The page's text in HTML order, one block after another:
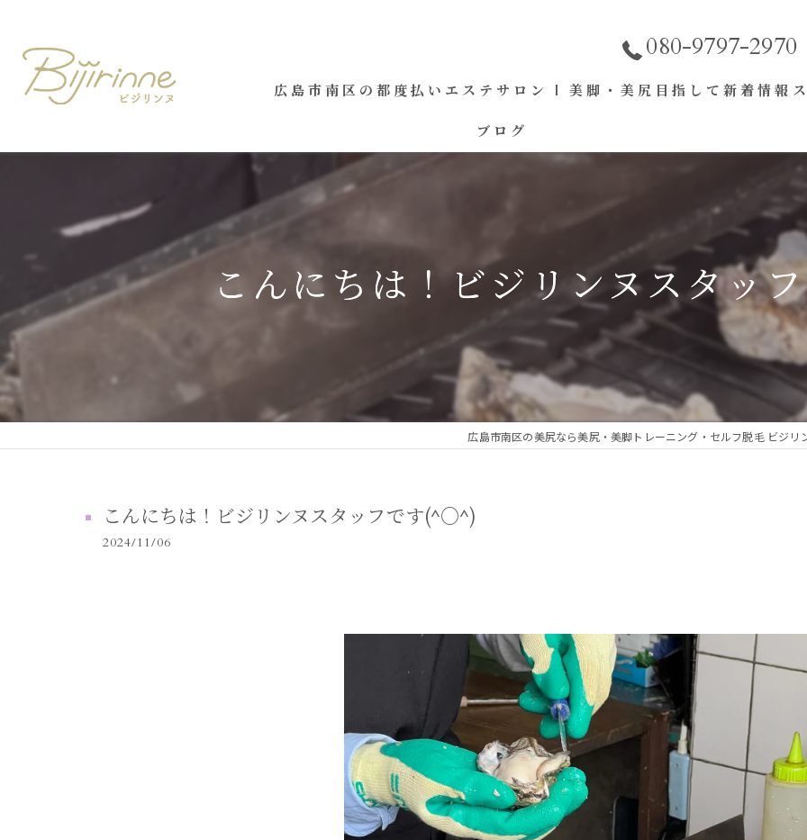
080-9797-2970
広島市南区の都度払いエステサロン | 美脚・美尻目指して 新着情報
ブログ
こんにちは！ビジリンヌスタッ
広島市南区の美尻なら美尻・美脚トレーニング・セルフ脱毛 ビジリ
こんにちは！ビジリンヌスタッフです(^○^)
2024/11/06